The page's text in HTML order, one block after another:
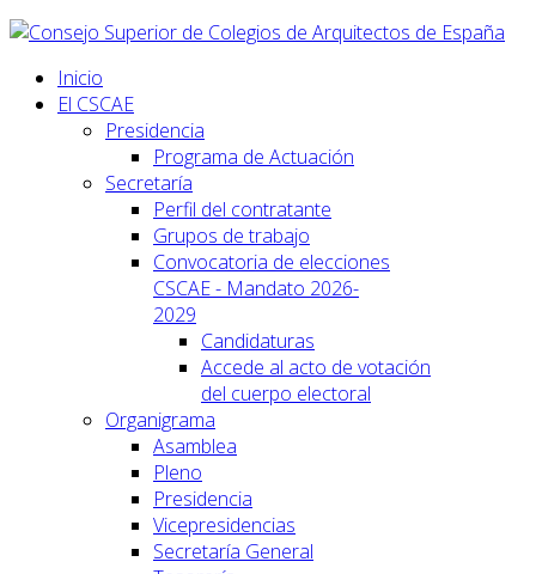
Inicio
El CSCAE
Presidencia
Programa de Actuación
Secretaría
Perfil del contratante
Grupos de trabajo
Convocatoria de elecciones
CSCAE - Mandato 2026-
2029
Candidaturas
Accede al acto de votación
del cuerpo electoral
Organigrama
Asamblea
Pleno
Presidencia
Vicepresidencias
Secretaría General